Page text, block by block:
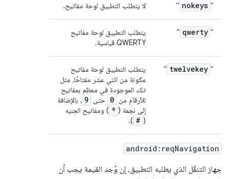
"
nokeys
" لا يتطلب التطبيق لوحة مفاتيح.
"
qwerty
"
يتطلب التطبيق لوحة مفاتيح
QWERTY قياسية.
"
twelvekey
"
يتطلب التطبيق لوحة مفاتيح
مكونة من اثني عشر مفتاحًا، مثل
تلك الموجودة في معظم بمفاتيح
للأرقام من 0 حتى 9 ، بالإضافة
إلى نجمة ( * ) ومفاتيح الجنيه
(
#
).
android:reqNavigation
جهاز التنقّل الذي يطلبه التطبيق، إن وُجد القيمة يجب أن